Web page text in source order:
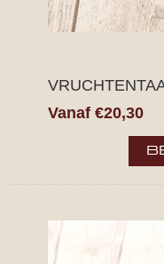
Vanaf €20,30